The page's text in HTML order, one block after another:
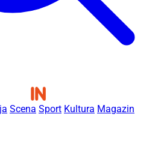
Scena Sport Kultura Magazin